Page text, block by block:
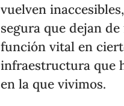
vuelven
segura que dejan
función vital en
infraestructura que
en la que vivimos.